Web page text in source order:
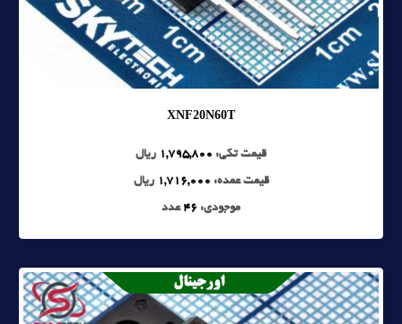
XNF20N60T
قیمت تکی: 1,795,800 ریال
قیمت عمده: 1,716,000 ریال
موجودی: 46 عدد